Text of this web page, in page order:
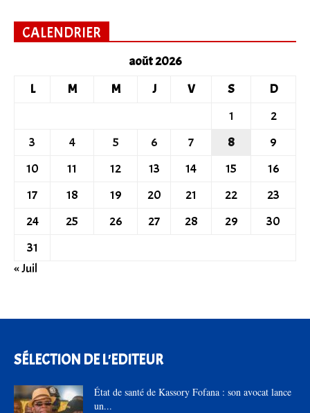
CALENDRIER
août 2026
L
M M J V S
D
1
2
3
4 5 6 7 8
9
10
11 12 13 14 15
16
17
18 19 20 21 22
23
24
25 26 27 28 29
30
31
« Juil
SÉLECTION DE L'EDITEUR
État de santé de Kassory Fofana : son avocat lance
un...